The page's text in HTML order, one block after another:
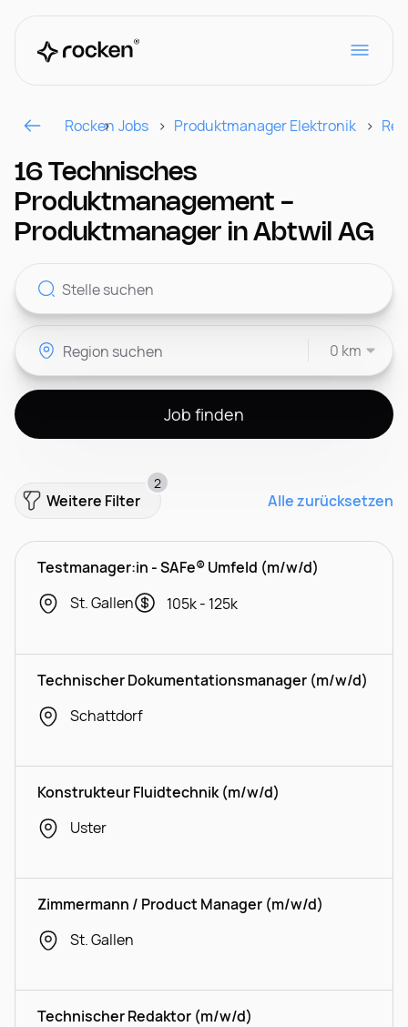
Für Arbeitgeber
Kontakt
Rocken Jobs Produktmanager Elektronik
16 Technisches
Produktmanagement -
Produktmanager in Abtwil AG
0 km
Job finden
Weitere Filter
2
Alle zurücksetzen
Testmanager:in - SAFe® Umfeld (m/w/d)
St. Gallen
105k - 125k
Technischer Dokumentationsmanager (m/w/d)
Schattdorf
Konstrukteur Fluidtechnik (m/w/d)
Uster
Zimmermann / Product Manager (m/w/d)
St. Gallen
Technischer Redaktor (m/w/d)